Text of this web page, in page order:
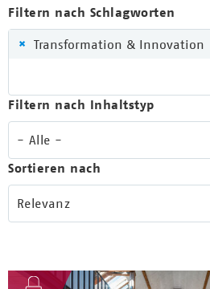
Filtern nach Schlagworten
× Transformation & Innovation
Filtern nach Inhaltstyp
- Alle -
Sortieren nach
Relevanz